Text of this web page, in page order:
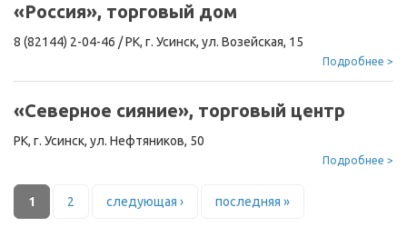
«Россия», торговый дом
8 (82144) 2-04-46 /РК, г. Усинск, ул. Возейская, 15
Подробнее >
«Северное сияние», торговый центр
РК, г. Усинск, ул. Нефтяников, 50
Подробнее >
Страницы
1 2 следующая › последняя »